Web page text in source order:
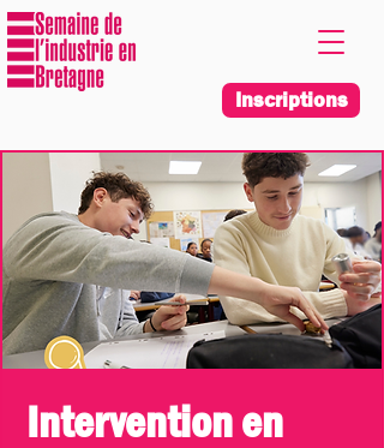
Inscriptions
Intervention en